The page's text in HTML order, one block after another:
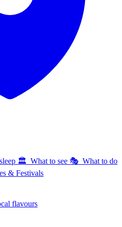
🏛 What to see 🎭 What to do
& Festivals
flavours